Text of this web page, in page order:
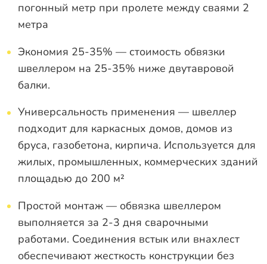
погонный метр при пролете между сваями 2
метра
Экономия 25-35% — стоимость обвязки
швеллером на 25-35% ниже двутавровой
балки.
Универсальность применения — швеллер
подходит для каркасных домов, домов из
бруса, газобетона, кирпича. Используется для
жилых, промышленных, коммерческих зданий
площадью до 200 м²
Простой монтаж — обвязка швеллером
выполняется за 2-3 дня сварочными
работами. Соединения встык или внахлест
обеспечивают жесткость конструкции без